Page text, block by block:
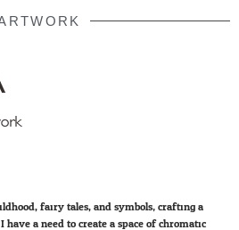
fairy tales, and symbols; crafting a
a need to create a space of chromatic